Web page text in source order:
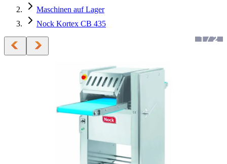
Maschinen auf Lager
Nock Kortex CB 435
1/2